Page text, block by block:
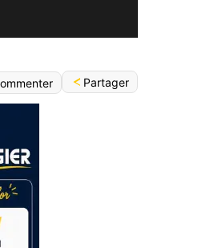
Partager